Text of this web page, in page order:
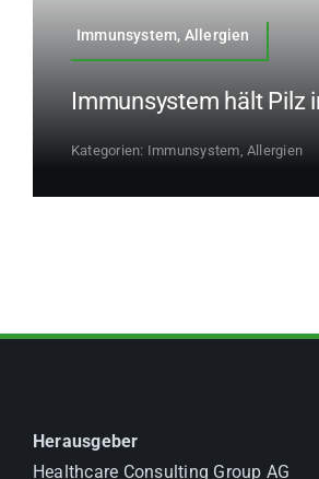
Immunsystem, Allergien
Immunsystem hält Pilz
Kategorien: Immunsystem, Allergien
Herausgeber
Healthcare Consulting Group AG